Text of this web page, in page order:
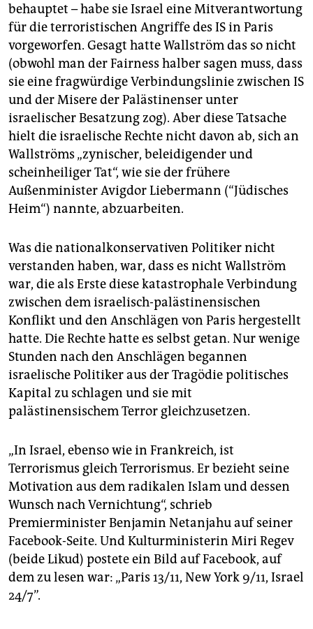
behauptet – habe sie Israel eine Mitverantwortung
für die terroristischen Angriffe des IS in Paris
vorgeworfen. Gesagt hatte Wallström das so nicht
(obwohl man der Fairness halber sagen muss, dass
sie eine fragwürdige Verbindungslinie zwischen IS
und der Misere der Palästinenser unter
israelischer Besatzung zog). Aber diese Tatsache
hielt die israelische Rechte nicht davon ab, sich an
Wallströms „zynischer, beleidigender und
scheinheiliger Tat“, wie sie der frühere
Außenminister Avigdor Liebermann (“Jüdisches
Heim“) nannte, abzuarbeiten.
Was die nationalkonservativen Politiker nicht
verstanden haben, war, dass es nicht Wallström
war, die als Erste diese katastrophale Verbindung
zwischen dem israelisch-palästinensischen
Konflikt und den Anschlägen von Paris hergestellt
hatte. Die Rechte hatte es selbst getan. Nur wenige
Stunden nach den Anschlägen begannen
israelische Politiker aus der Tragödie politisches
Kapital zu schlagen und sie mit
palästinensischem Terror gleichzusetzen.
„In Israel, ebenso wie in Frankreich, ist
Terrorismus gleich Terrorismus. Er bezieht seine
Motivation aus dem radikalen Islam und dessen
Wunsch nach Vernichtung“, schrieb
Premierminister Benjamin Netanjahu auf seiner
Facebook-Seite. Und Kulturministerin Miri Regev
(beide Likud) postete ein Bild auf Facebook, auf
dem zu lesen war: „Paris 13/11, New York 9/11, Israel
24/7”.